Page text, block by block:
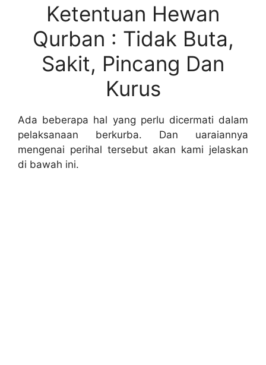
Ketentuan Hewan
Qurban : Tidak Buta,
Sakit, Pincang Dan
Kurus
Ada beberapa hal yang perlu dicermati dalam
pelaksanaan berkurba. Dan uaraiannya
mengenai perihal tersebut akan kami jelaskan
di bawah ini.